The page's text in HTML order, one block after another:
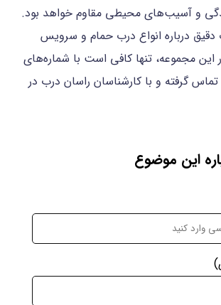
و آسیب‌های محیطی مقاوم خواهد بود.
درباره انواع درب حمام و سرویس
مجموعه، تنها کافی است با شماره‌های
گرفته و با کارشناسان راسان درب در
این موضوع